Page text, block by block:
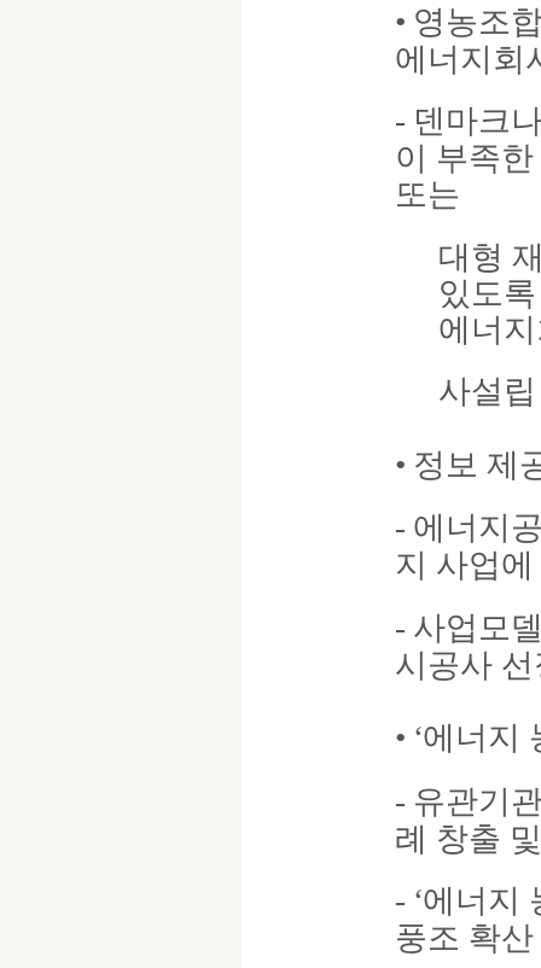
• 영농조
에너지회
- 덴마크
이 부족
또는
대형
있도
에너
사설
• 정보 제
- 에너지
지 사업
- 사업모
시공사
• ‘에너지
- 유관기
례 창출
- ‘에너지
풍조 확산